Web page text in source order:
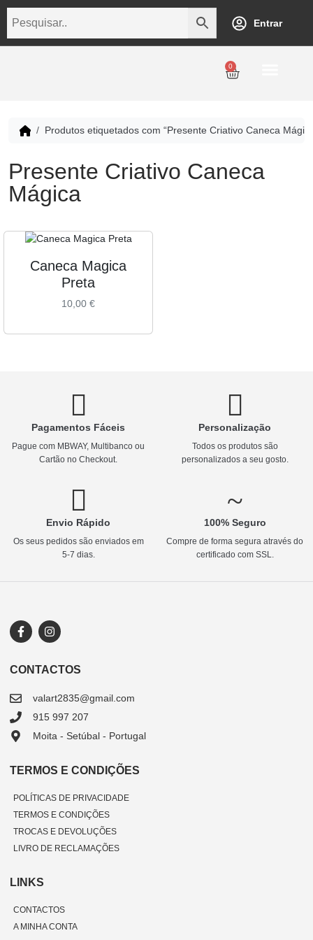
Entrar
0
Produtos etiquetados com “Presente Criativo Caneca
Presente Criativo Caneca
Mágica
Caneca Magica
Preta
10,00 €
Pagamentos Fáceis
Pague com MBWAY, Multibanco ou
Cartão no Checkout.
Personalização
Todos os produtos são
personalizados a seu gosto.
Envio Rápido
Os seus pedidos são enviados em
5-7 dias.
100% Seguro
Compre de forma segura através do
certificado com SSL.
CONTACTOS
valart2835@gmail.com
915 997 207
Moita - Setúbal - Portugal
TERMOS E CONDIÇÕES
POLÍTICAS DE PRIVACIDADE
TERMOS E CONDIÇÕES
TROCAS E DEVOLUÇÕES
LIVRO DE RECLAMAÇÕES
LINKS
CONTACTOS
A MINHA CONTA